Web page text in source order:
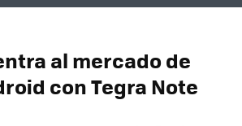
al mercado de
con Tegra Note